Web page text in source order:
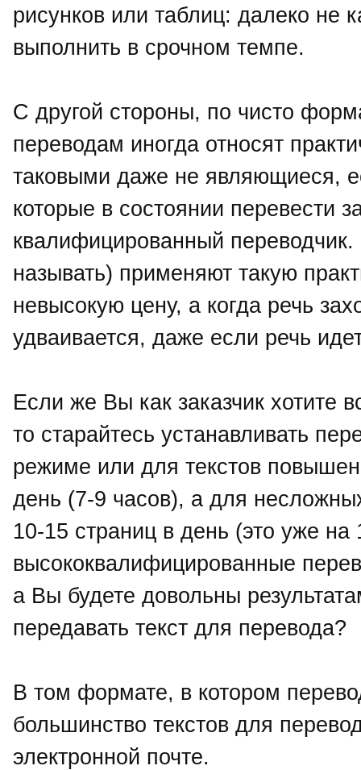
рисунков или таблиц: далеко
выполнить в срочном темпе.
С другой стороны, по чисто
переводам иногда относят
таковыми даже не являющиеся,
которые в состоянии перевести
квалифицированный переводчик.
называть) применяют такую
невысокую цену, а когда речь
удваивается, даже если речь
Если же Вы как заказчик хотите
то старайтесь устанавливать
режиме или для текстов
день (7-9 часов), а для
10-15 страниц в день (это уже
высококвалифицированные
а Вы будете довольны
передавать текст для перевода?
В том формате, в котором
большинство текстов для
электронной почте.